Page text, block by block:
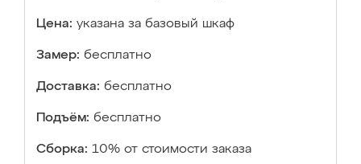
Цена: указана за базовый шкаф
Замер: бесплатно
Доставка: бесплатно
Подъём: бесплатно
Сборка: 10% от стоимости заказа